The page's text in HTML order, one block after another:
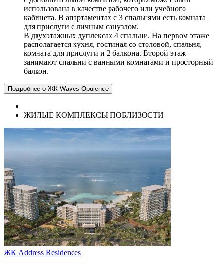
использована в качестве рабочего или учебного
кабинета. В апартаментах с 3 спальнями есть комната
для прислуги с личным санузлом.
В двухэтажных дуплексах 4 спальни. На первом этаже
располагается кухня, гостиная со столовой, спальня,
комната для прислуги и 2 балкона. Второй этаж
занимают спальни с ванными комнатами и просторный
балкон.
Подробнее о ЖК Waves Opulence
ЖИЛЫЕ КОМПЛЕКСЫ ПОБЛИЗОСТИ
ЖК Address Residences